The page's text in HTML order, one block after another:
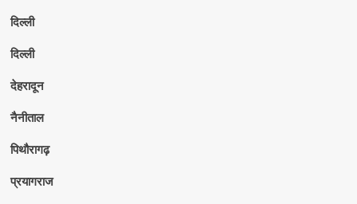
दिल्ली
दिल्ली
देहरादून
नैनीताल
पिथौरागढ़
प्रयागराज